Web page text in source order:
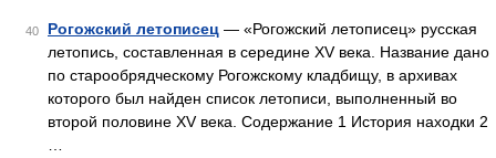
40 Рогожский летописец — «Рогожский летописец» русская
летопись, составленная в середине XV века. Название дано
по старообрядческому Рогожскому кладбищу, в архивах
которого был найден список летописи, выполненный во
второй половине XV века. Содержание 1 История находки 2